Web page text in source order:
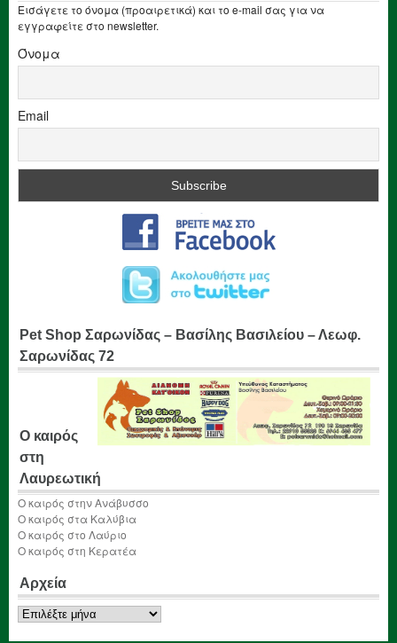
Εισάγετε το όνομα (προαιρετικά) και το e-mail σας για να
εγγραφείτε στο newsletter.
Όνομα
Email
Pet Shop Σαρωνίδας – Βασίλης Βασιλείου – Λεωφ.
Σαρωνίδας 72
Ο καιρός
στη
Λαυρεωτική
Ο καιρός στην Ανάβυσσο
Ο καιρός στα Καλύβια
Ο καιρός στο Λαύριο
Ο καιρός στη Κερατέα
Αρχεία
Αρχεία